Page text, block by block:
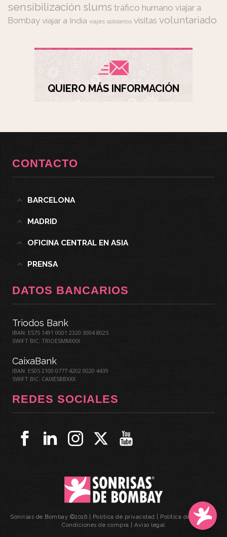
sensibilización slums tráfico humano viajar a
Bombay viajar a India viajes solidarios visitas voluntariado
QUIERO MÁS INFORMACIÓN
CONTACTO
BARCELONA
MADRID
OFICINA CENTRAL EN ASIA
PRENSA
DATOS BANCARIOS
Triodos Bank
IBAN: ES75 1491 0001 2320 3004 8025
SWIFT BIC: TRIOESMMXXX
CaixaBank
IBAN: ES05 2100 0777 4202 0020 4439
SWIFT BIC: CAIXESBBXXX
REDES SOCIALES
Sonrisas de Bombay ©2016 | Política de privacidad Política de cookies
|
Condiciones de compra
|Aviso legal